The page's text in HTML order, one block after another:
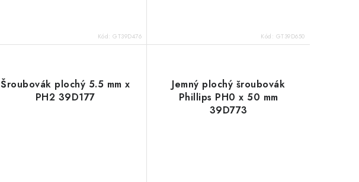
Kód:GT39D476 Kód: GT39D650
Šroubovák plochý 5.5 mm x
PH2 39D177
Jemný plochý šroubovák
Phillips PH0 x 50 mm
39D773